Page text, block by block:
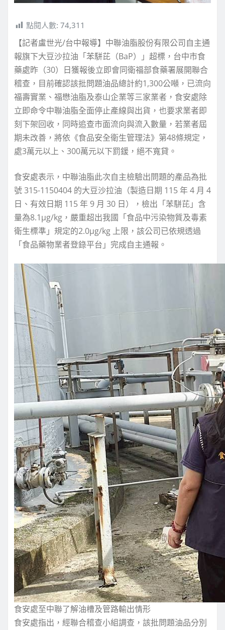
點閱人數: 74,311
【記者盧世光/台中報導】中聯油脂股份有限公司自主通
報旗下大豆沙拉油「苯駢芘（BaP）」超標，台中市食
藥處昨（30）日獲報後立即會同衛福部食藥署展開聯合
稽查，目前確認該批問題油品總計約1,300公噸，已流向
福壽實業、福懋油脂及泰山企業等三家業者，食安處除
立即命令中聯油脂全面停止產線與出貨，也要求業者即
刻下架回收，同時追查市面流向與流入數量，若業者屆
期未改善，將依《食品安全衛生管理法》第48條規定，
處3萬元以上、300萬元以下罰鍰，絕不寬貸。
食安處表示，中聯油脂此次自主檢驗出問題的產品為批
號 315-1150404 的大豆沙拉油（製造日期 115 年 4 月 4
日、有效日期 115 年 9 月 30 日），檢出「苯駢芘」含
量為8.1μg/kg，嚴重超出我國「食品中污染物質及毒素
衛生標準」規定的2.0μg/kg 上限，該公司已依規透過
「食品藥物業者登錄平台」完成自主通報。
食安處至中聯了解油槽及管路輸出情形
食安處指出，經聯合稽查小組調查，該批問題油品分別